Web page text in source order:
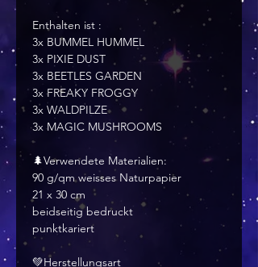
Enthalten ist :
3x BUMMEL HUMMEL
3x PIXIE DUST
3x BEETLES GARDEN
3x FREAKY FROGGY
3x WALDPILZE
3x MAGIC MUSHROOMS
🌲Verwendete Materialien:
90 g/qm weisses Naturpapier
21 x 30 cm
beidseitig bedruckt
punktkariert
💚Herstellungsart